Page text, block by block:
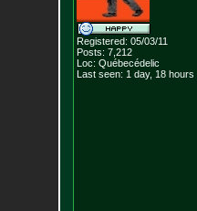
Registered: 05/03/11
Posts: 7,212
Loc: Québecédelic
Last seen: 1 day, 18 hours